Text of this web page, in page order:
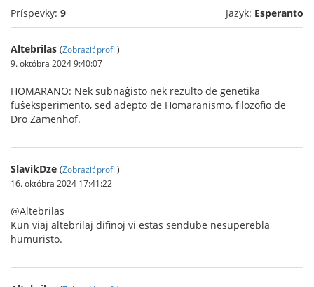
Príspevky: 9 Jazyk: Esperanto
Altebrilas (Zobraziť profil)
9. októbra 2024 9:40:07
HOMARANO: Nek subnaĝisto nek rezulto de genetika
fuŝeksperimento, sed adepto de Homaranismo, filozofio de
Dro Zamenhof.
SlavikDze (Zobraziť profil)
16. októbra 2024 17:41:22
@Altebrilas
Kun viaj altebrilaj difinoj vi estas sendube nesuperebla
humuristo.